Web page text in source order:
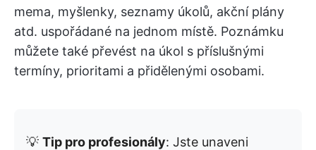
mema, myšlenky, seznamy úkolů, akční plány
atd. uspořádané na jednom místě. Poznámku
můžete také převést na úkol s příslušnými
termíny, prioritami a přidělenými osobami.
💡 Tip pro profesionály: Jste unaveni